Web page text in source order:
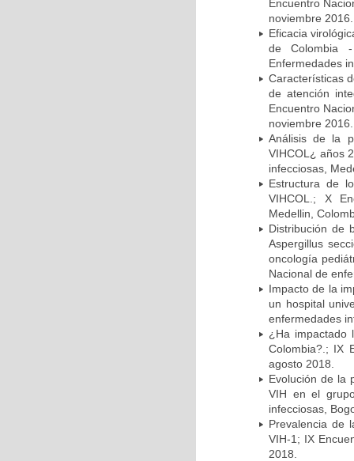
Encuentro
noviembre 2016.
Eficacia
de Colombia
Enfermedades
Características
de atención
Encuentro
noviembre 2016.
Análisis de la
VIHCOL¿ años
infecciosas,
Estructura de
VIHCOL.; X
Medellin,
Distribución de
Aspergillus
oncología
Nacional de
Impacto de la
un hospital
enfermedades
¿Ha impactado
Colombia?.; IX
agosto 2018.
Evolución de la
VIH en el
infecciosas,
Prevalencia de
VIH-1; IX
2018.